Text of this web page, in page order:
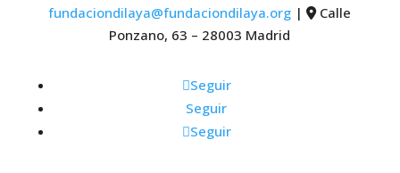
fundaciondilaya@fundaciondilaya.org | Calle
Ponzano, 63 – 28003 Madrid
Seguir
Seguir
Seguir